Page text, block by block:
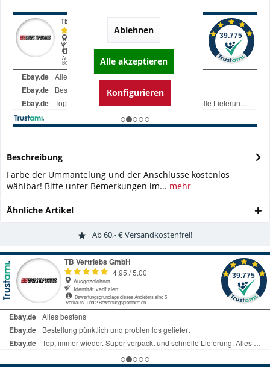
Beschreibung
Farbe der Ummantelung und der Anschlüsse kostenlos
wählbar! Bitte unter Bemerkungen im... mehr
Ähnliche Artikel
Ab 60,- € Versandkostenfrei!
Ablehnen
Alle akzeptieren
Konfigurieren